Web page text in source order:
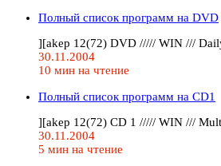
Полный список программ на DVD
][akep 12(72) DVD ///// WIN ///
30.11.2004
10 мин на чтение
Полный список программ на CD1
][akep 12(72) CD 1 ///// WIN ///
30.11.2004
5 мин на чтение